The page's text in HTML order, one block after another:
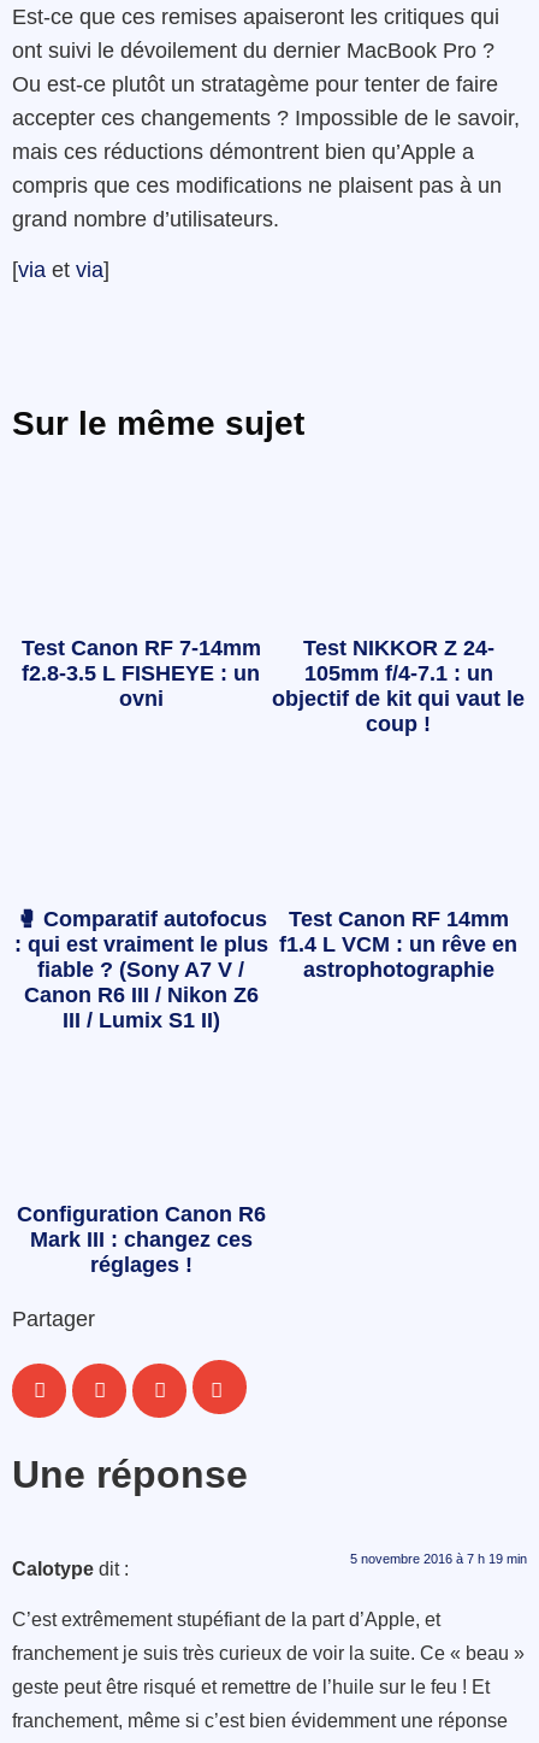
Est-ce que ces remises apaiseront les critiques qui
ont suivi le dévoilement du dernier MacBook Pro ?
Ou est-ce plutôt un stratagème pour tenter de faire
accepter ces changements ? Impossible de le savoir,
mais ces réductions démontrent bien qu’Apple a
compris que ces modifications ne plaisent pas à un
grand nombre d’utilisateurs.
[via et via]
Sur le même sujet
Test Canon RF 7-14mm
f2.8-3.5 L FISHEYE : un
ovni
Test NIKKOR Z 24-
105mm f/4-7.1 : un
objectif de kit qui vaut le
coup !
🥊 Comparatif autofocus
: qui est vraiment le plus
fiable ? (Sony A7 V /
Canon R6 III / Nikon Z6
III / Lumix S1 II)
Test Canon RF 14mm
f1.4 L VCM : un rêve en
astrophotographie
Configuration Canon R6
Mark III : changez ces
réglages !
Partager
Une réponse
Calotype dit : 5 novembre 2016 à 7 h 19 min
C’est extrêmement stupéfiant de la part d’Apple, et
franchement je suis très curieux de voir la suite. Ce « beau »
geste peut être risqué et remettre de l’huile sur le feu ! Et
franchement, même si c’est bien évidemment une réponse